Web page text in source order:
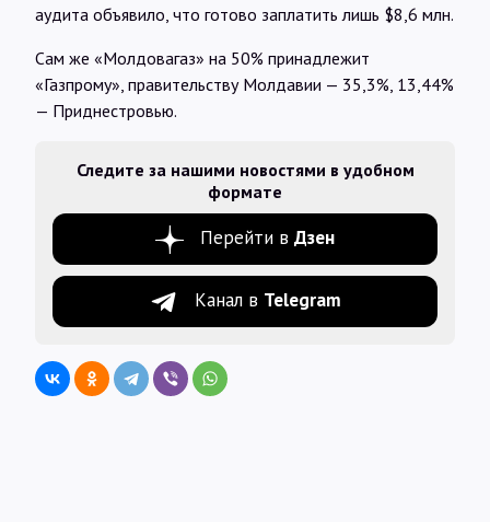
аудита объявило, что готово заплатить лишь $8,6 млн.
Сам же «Молдовагаз» на 50% принадлежит
«Газпрому», правительству Молдавии — 35,3%, 13,44%
— Приднестровью.
Следите за нашими новостями в удобном
формате
Перейти в Дзен
Канал в Telegram